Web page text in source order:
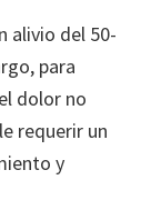
alivio del 50-
para
dolor no
requerir un
y